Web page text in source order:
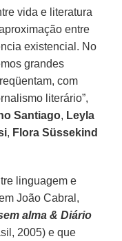
vida e literatura
entre
existencial. No
grandes
com
literário”,
Santiago, Leyla
, Flora Süssekind
linguagem e
João Cabral,
alma & Diário
2005) e que